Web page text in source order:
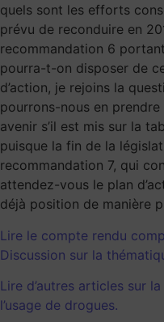
quels sont les efforts
prévu de reconduire en
recommandation 6
pourra-t-on disposer de
d’action, je rejoins la
pourrons-nous en
avenir s’il est mis sur la
puisque la fin de la
recommandation 7, qui
attendez-vous le plan
déjà position de manière
Lire le compte rendu
Discussion sur la
Lire d’autres articles sur
l’usage de drogues.